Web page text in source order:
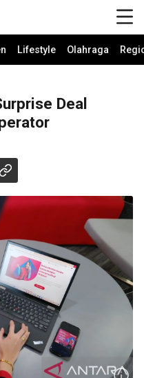
Lifestyle Olahraga
Deal